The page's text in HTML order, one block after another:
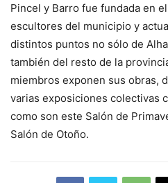
Pincel y Barro fue fundada en
escultores del municipio y
distintos puntos no sólo de
también del resto de la
miembros exponen sus obras,
varias exposiciones colectivas
como son este Salón de
Salón de Otoño.